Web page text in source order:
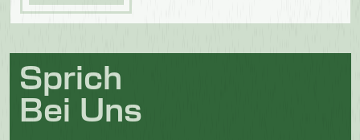
Sprich
Bei Uns